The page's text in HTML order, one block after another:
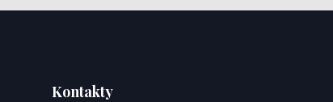
Kontakty